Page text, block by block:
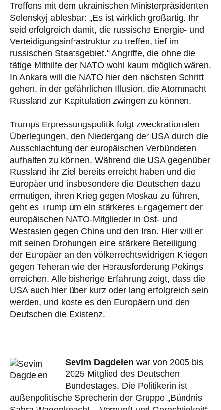
Treffens mit dem ukrainischen Ministerpräsidenten
Selenskyj ablesbar: „Es ist wirklich großartig. Ihr
seid erfolgreich damit, die russische Energie- und
Verteidigungsinfrastruktur zu treffen, tief im
russischen Staatsgebiet.“ Angriffe, die ohne die
tätige Mithilfe der NATO wohl kaum möglich wären.
In Ankara will die NATO hier den nächsten Schritt
gehen, in der gefährlichen Illusion, die Atommacht
Russland zur Kapitulation zwingen zu können.
Trumps Erpressungspolitik folgt zweckrationalen
Überlegungen, den Niedergang der USA durch die
Ausschlachtung der europäischen Verbündeten
aufhalten zu können. Während die USA gegenüber
Russland ihr Ziel bereits erreicht haben und die
Europäer und insbesondere die Deutschen dazu
ermutigen, ihren Krieg gegen Moskau zu führen,
geht es Trump um ein stärkeres Engagement der
europäischen NATO-Mitglieder in Ost- und
Westasien gegen China und den Iran. Hier will er
mit seinen Drohungen eine stärkere Beteiligung
der Europäer an den völkerrechtswidrigen Kriegen
gegen Teheran wie der Herausforderung Pekings
erreichen. Alle bisherige Erfahrung zeigt, dass die
USA auch hier über kurz oder lang erfolgreich sein
werden, und koste es den Europäern und den
Deutschen die Existenz.
Sevim Dagdelen war von 2005 bis
2025 Mitglied des Deutschen
Bundestages. Die Politikerin ist
außenpolitische Sprecherin der Gruppe „Bündnis